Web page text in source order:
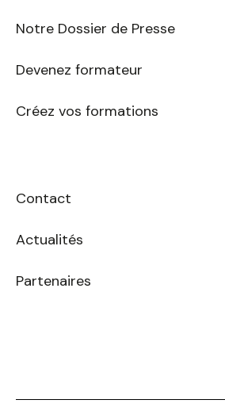
Notre Dossier de Presse
Devenez formateur
Créez vos formations
Contact
Actualités
Partenaires